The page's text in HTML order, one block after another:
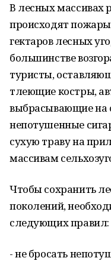
В лесных массивах
происходят
гектаров лесных
большинстве
туристы,
тлеющие костры,
выбрасывающие на
непотушенные
сухую траву на
массивам
Чтобы сохранить
поколений,
следующих правил:
- не бросать